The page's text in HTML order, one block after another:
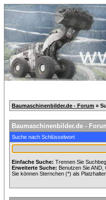
Baumaschinenbilder.de - Forum »
Baumaschinenbilder.de -
Suche nach Schlüsselwort
Einfache Suche: Trennen Sie
Erweiterte Suche: Benutzen Sie
Sie können Sternchen (*) als